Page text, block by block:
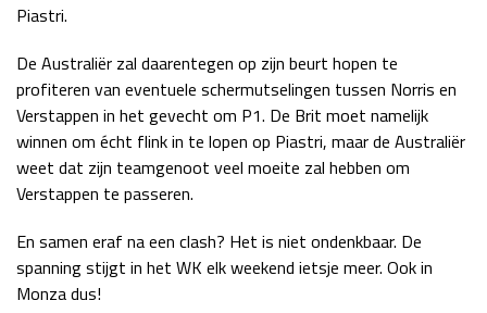
Piastri.
De Australiër zal daarentegen op zijn beurt hopen te
profiteren van eventuele schermutselingen tussen Norris en
Verstappen in het gevecht om P1. De Brit moet namelijk
winnen om écht flink in te lopen op Piastri, maar de Australiër
weet dat zijn teamgenoot veel moeite zal hebben om
Verstappen te passeren.
En samen eraf na een clash? Het is niet ondenkbaar. De
spanning stijgt in het WK elk weekend ietsje meer. Ook in
Monza dus!